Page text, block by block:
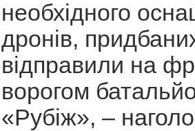
необхідного
дронів,
відправили на
ворогом
«Рубіж», –